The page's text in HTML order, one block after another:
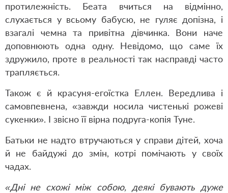
протилежність. Беата вчиться на відмінно,
слухається у всьому бабусю, не гуляє допізна, і
взагалі чемна та привітна дівчинка. Вони наче
доповнюють одна одну. Невідомо, що саме їх
здружило, проте в реальності так насправді часто
трапляється.
Також є й красуня-егоїстка Еллен. Вередлива і
самовпевнена, «завжди носила чистенькі рожеві
сукенки». І звісно її вірна подруга-копія Туне.
Батьки не надто втручаються у справи дітей, хоча
й не байдужі до змін, котрі помічають у своїх
чадах.
«Дні не схожі між собою, деякі бувають дуже